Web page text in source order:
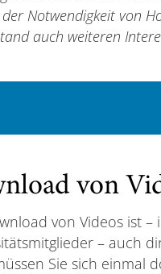
Notwendigkeit von
auch weiteren
von
von Videos ist
– auch
Sie sich einmal